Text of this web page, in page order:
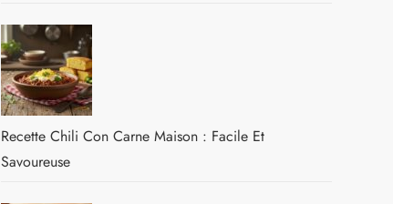
Recette Chili Con Carne Maison : Facile Et
Savoureuse